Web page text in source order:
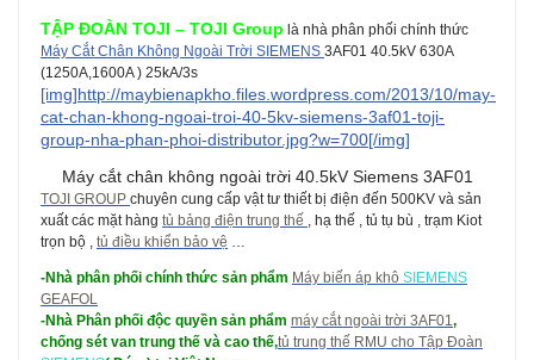
TẬP ĐOÀN TOJI – TOJI Group là nhà phân phối chính thức
Máy Cắt Chân Không Ngoài Trời SIEMENS 3AF01 40.5kV 630A
(1250A,1600A ) 25kA/3s
[img]http://maybienapkho.files.wordpress.com/2013/10/may-
cat-chan-khong-ngoai-troi-40-5kv-siemens-3af01-toji-
group-nha-phan-phoi-distributor.jpg?w=700[/img]
Máy cắt chân không ngoài trời 40.5kV Siemens 3AF01
TOJI GROUP chuyên cung cấp vật tư thiết bị điện đến 500KV và sản
xuất các mặt hàng tủ bảng điện trung thế
, hạ thế , tủ tụ bù , trạm Kiot
trọn bộ , tủ điều khiển bảo vệ
-Nhà phân phối chính thức sản phẩm Máy biến áp khô SIEMENS
GEAFOL
-Nhà Phân phối độc quyền sản phẩm máy cắt ngoài trời 3AF01 ,
chống sét van trung thế và cao thế,tủ trung thế RMU cho Tập Đoàn